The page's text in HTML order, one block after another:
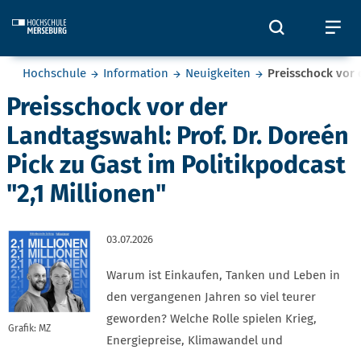
Öffnet
Sie befinden sich hier:
Hochschule Information Neuigkeiten Preisschock vor
Preisschock vor der
Landtagswahl: Prof. Dr. Doreén
Pick zu Gast im Politikpodcast
"2,1 Millionen"
Grafik: MZ
03.07.2026
Warum ist Einkaufen, Tanken und Leben in
den vergangenen Jahren so viel teurer
geworden? Welche Rolle spielen Krieg,
Energiepreise, Klimawandel und